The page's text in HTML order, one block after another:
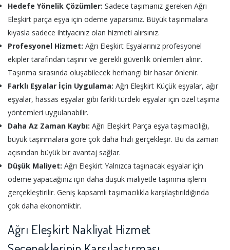
Hedefe Yönelik Çözümler: Sadece taşımanız gereken Ağrı
Eleşkirt parça eşya için ödeme yaparsınız. Büyük taşınmalara
kıyasla sadece ihtiyacınız olan hizmeti alırsınız.
Profesyonel Hizmet: Ağrı Eleşkirt Eşyalarınız profesyonel
ekipler tarafından taşınır ve gerekli güvenlik önlemleri alınır.
Taşınma sırasında oluşabilecek herhangi bir hasar önlenir.
Farklı Eşyalar İçin Uygulama: Ağrı Eleşkirt Küçük eşyalar, ağır
eşyalar, hassas eşyalar gibi farklı türdeki eşyalar için özel taşıma
yöntemleri uygulanabilir.
Daha Az Zaman Kaybı: Ağrı Eleşkirt Parça eşya taşımacılığı,
büyük taşınmalara göre çok daha hızlı gerçekleşir. Bu da zaman
açısından büyük bir avantaj sağlar.
Düşük Maliyet: Ağrı Eleşkirt Yalnızca taşınacak eşyalar için
ödeme yapacağınız için daha düşük maliyetle taşınma işlemi
gerçekleştirilir. Geniş kapsamlı taşımacılıkla karşılaştırıldığında
çok daha ekonomiktir.
Ağrı Eleşkirt Nakliyat Hizmet